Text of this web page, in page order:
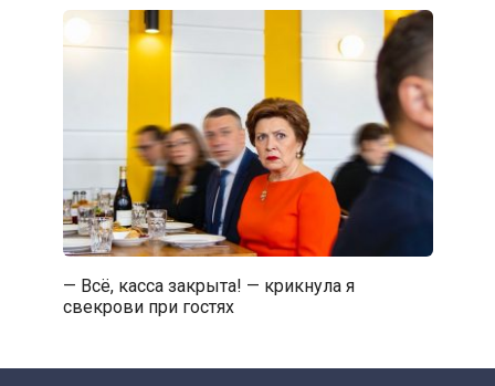
— Всё, касса закрыта! — крикнула я
свекрови при гостях